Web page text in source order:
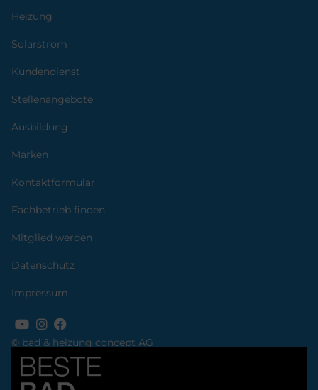
© bad & heizung concept AG
Heizung
Solarstrom
Kundendienst
Stellenangebote
Ausbildung
Marken
Kontaktformular
Fachbetrieb finden
Mitglied werden
Datenschutz
Impressum